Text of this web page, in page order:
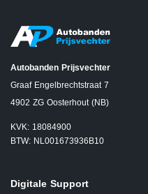
Autobanden Prijsvechter
Graaf Engelbrechtstraat 7
4902 ZG Oosterhout (NB)
KVK: 18084900
BTW: NL001673936B10
Digitale Support